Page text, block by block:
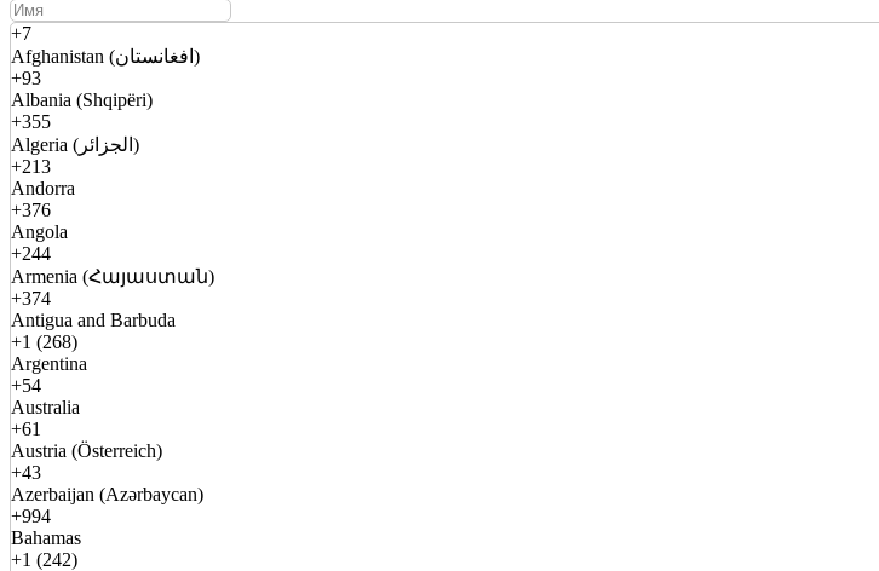
+7
Afghanistan (افغانستان)
+93
Albania (Shqipëri)
+355
Algeria (الجزائر)
+213
Andorra
+376
Angola
+244
Armenia (Հայաստան)
+374
Antigua and Barbuda
+1 (268)
Argentina
+54
Australia
+61
Austria (Österreich)
+43
Azerbaijan (Azərbaycan)
+994
Bahamas
+1 (242)